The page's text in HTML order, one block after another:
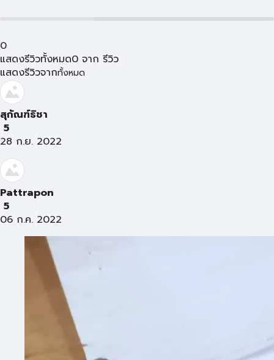
0
แสดงรีวิวทั้งหมด0 จาก รีวิว
แสดงรีวิวจากทั้งหมด
สุกัณฑ์ธิชา
5
28 ก.ย. 2022
Pattrapon
5
06 ก.ค. 2022